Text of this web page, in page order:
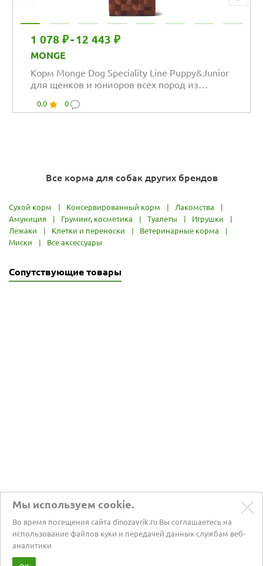
1 078 ₽-12 443 ₽
MONGE
Корм Monge Dog Speciality Line Puppy&Junior
для щенков и юниоров всех пород из
0.0 0
Все корма для собак других брендов
Сухой корм Консервированный корм Лакомства
Амуниция
Груминг, косметика Туалеты Игрушки
Лежаки
Клетки и переноски Ветеринарные корма
Миски
Все аксессуары
Сопутствующие товары
Мы используем cookie.
Во время посещения сайта dinozavrik.ru Вы соглашаетесь на
использование файлов куки и передачей данных службам веб-
аналитики